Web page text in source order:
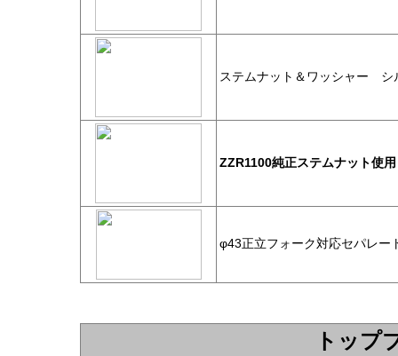
ステムナット＆ワッシャー シ
ZZR1100純正ステムナット使
φ43正立フォーク対応セパレー
トップ